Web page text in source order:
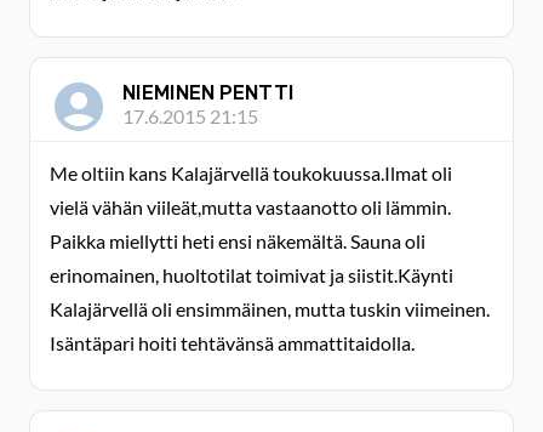
NIEMINEN PENTTI
17.6.2015 21:15
Me oltiin kans Kalajärvellä toukokuussa.Ilmat oli
vielä vähän viileät,mutta vastaanotto oli lämmin.
Paikka miellytti heti ensi näkemältä. Sauna oli
erinomainen, huoltotilat toimivat ja siistit.Käynti
Kalajärvellä oli ensimmäinen, mutta tuskin viimeinen.
Isäntäpari hoiti tehtävänsä ammattitaidolla.